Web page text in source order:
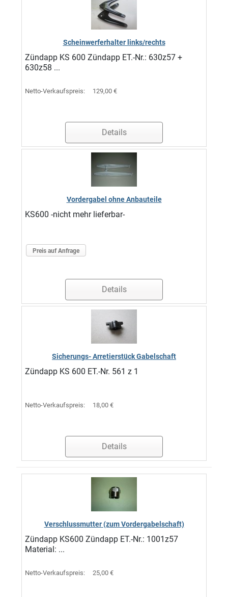
Scheinwerferhalter links/rechts
Zündapp KS 600 Zündapp ET.-Nr.: 630z57 +
630z58 ...
Netto-Verkaufspreis: 129,00 €
Details
Vordergabel ohne Anbauteile
KS600 -nicht mehr lieferbar-
Preis auf Anfrage
Details
Sicherungs- Arretierstück Gabelschaft
Zündapp KS 600 ET.-Nr. 561 z 1
Netto-Verkaufspreis: 18,00 €
Details
Verschlussmutter (zum Vordergabelschaft)
Zündapp KS600 Zündapp ET.-Nr.: 1001z57
Material: ...
Netto-Verkaufspreis: 25,00 €